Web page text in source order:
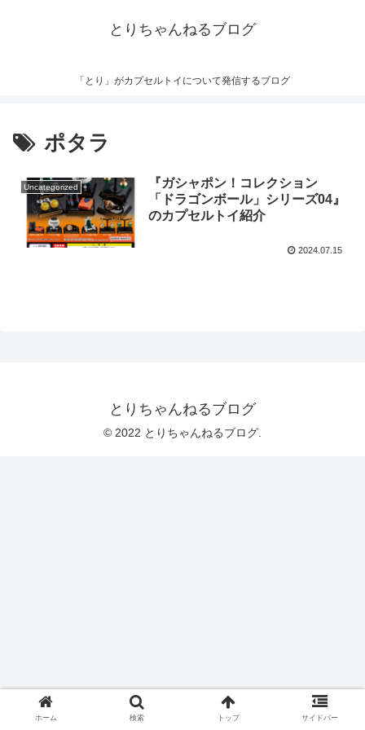
とりちゃんねるブログ
「とり」がカプセルトイについて発信するブログ
ポタラ
Uncategorized
『ガシャポン！コレクション
「ドラゴンボール」シリーズ04』
のカプセルトイ紹介
2024.07.15
とりちゃんねるブログ
© 2022 とりちゃんねるブログ.
ホーム 検索 トップ サイドバー